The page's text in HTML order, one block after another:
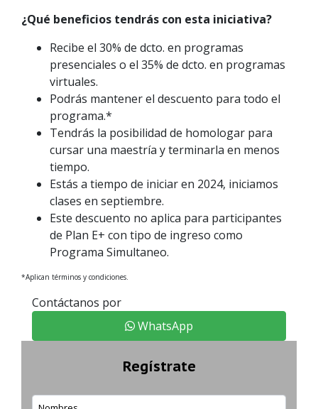
¿Qué beneficios tendrás con esta iniciativa?
Recibe el 30% de dcto. en programas
presenciales o el 35% de dcto. en programas
virtuales.
Podrás mantener el descuento para todo el
programa.*
Tendrás la posibilidad de homologar para
cursar una maestría y terminarla en menos
tiempo.
Estás a tiempo de iniciar en 2024, iniciamos
clases en septiembre.
Este descuento no aplica para participantes
de Plan E+ con tipo de ingreso como
Programa Simultaneo.
*Aplican términos y condiciones.
Contáctanos por
WhatsApp
Regístrate
Nombres